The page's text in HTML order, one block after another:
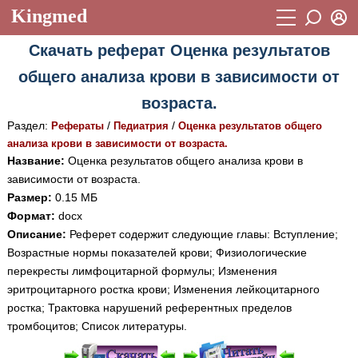
Kingmed
Учебный материал
Видеогалерея 899
Истории болезней 1268
Лекции и презентации
Аккредитационные тесты
Методические рекомендации 1050
Научно-популярное
Статьи
Новости (244)
Восстановить пароль
Регистрация
Скачать реферат Оценка результатов
общего анализа крови в зависимости от
возраста.
Раздел: Рефераты/ Педиатрия / Оценка результатов общего
анализа крови в зависимости от возраста.
Название: Оценка результатов общего анализа крови в
зависимости от возраста.
Размер: 0.15 МБ
Формат: docx
Описание: Реферет содержит следующие главы: Вступление;
Возрастные нормы показателей крови; Физиологические
перекресты лимфоцитарной формулы; Изменения
эритроцитарного ростка крови; Изменения лейкоцитарного
ростка; Трактовка нарушений референтных пределов
тромбоцитов; Список литературы.